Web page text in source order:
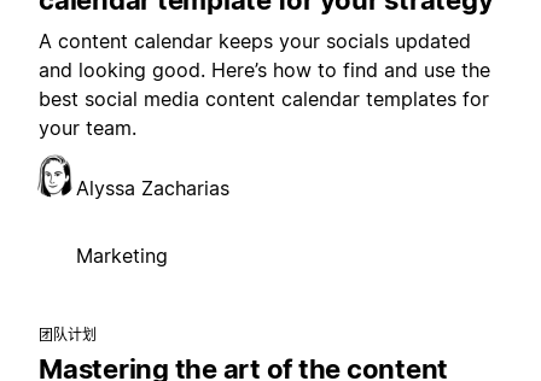
A content calendar keeps your socials updated
and looking good. Here’s how to find and use the
best social media content calendar templates for
your team.
Alyssa Zacharias
Marketing
团队计划
Mastering the art of the content